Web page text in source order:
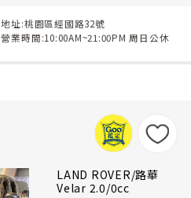
地址:桃園區經國路32號
營業時間:10:00AM~21:00PM 周日公休
LAND ROVER/路華
Velar 2.0/0cc